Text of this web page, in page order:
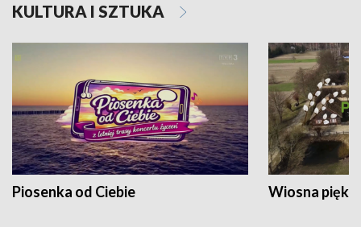
KULTURA I SZTUKA
Piosenka od Ciebie Wiosna